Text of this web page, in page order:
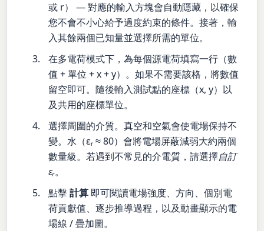
或 r） — 對應的輸入方塊會自動隱藏，以確保
您不會不小心給予過度約束的條件。接著，輸
入其餘兩個已知量並選擇所需的單位。
在多電荷模式下，為每個源電荷填寫一行（數
值 + 單位 + x + y）。如果不需要該格，將數值
留空即可。隨後輸入測試點的座標（x, y）以
及共用的座標單位。
選擇周圍的介質。真空和空氣會使電場保持不
變。水（εᵣ ≈ 80）會將電場屏蔽減弱大約兩個
數量級。若遇到不常見的介電質，請選擇自訂
εᵣ。
點擊計算 即可閱讀電場強度、方向、個別電
荷貢獻值、逐步推導過程，以及動畫顯示的電
場線 / 疊加圖。